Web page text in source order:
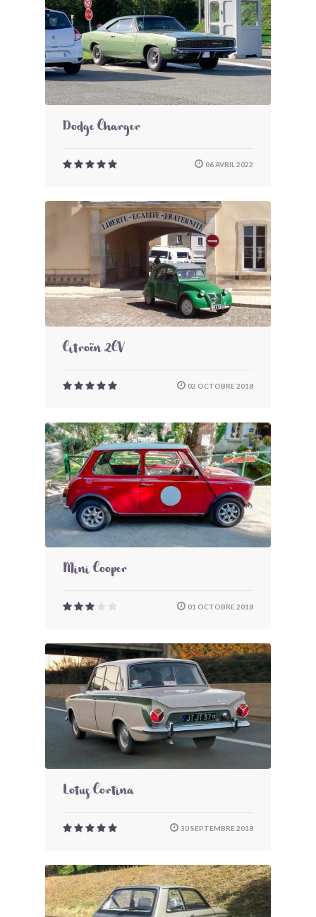
Dodge Charger
06 AVRIL 2022
Citroën 2CV
02 OCTOBRE 2018
Mini Cooper
01 OCTOBRE 2018
Lotus Cortina
30 SEPTEMBRE 2018